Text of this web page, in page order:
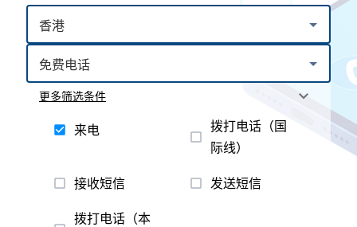
更多筛选条件
来电
拨打电话（国
际线）
接收短信 发送短信
拨打电话（本